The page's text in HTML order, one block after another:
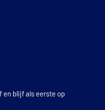
en blijf als eerste op